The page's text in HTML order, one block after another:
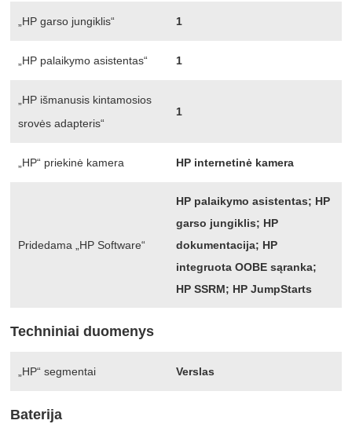
„HP garso jungiklis“ 1
„HP palaikymo asistentas“ 1
„HP išmanusis kintamosios
srovės adapteris“
1
„HP“ priekinė kamera HP internetinė kamera
Pridedama „HP Software“
HP palaikymo asistentas; HP
garso jungiklis; HP
dokumentacija; HP
integruota OOBE sąranka;
HP SSRM; HP JumpStarts
Techniniai duomenys
„HP“ segmentai Verslas
Baterija